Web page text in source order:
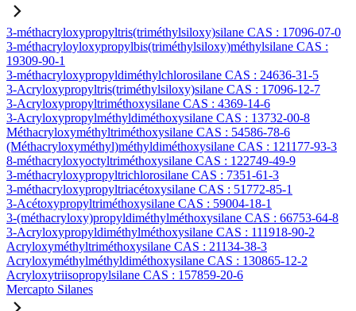
3-méthacryloxypropyltris(triméthylsiloxy)silane CAS : 17096-07-0
3-méthacryloyloxypropylbis(triméthylsiloxy)méthylsilane CAS :
19309-90-1
3-méthacryloxypropyldiméthylchlorosilane CAS : 24636-31-5
3-Acryloxypropyltris(triméthylsiloxy)silane CAS : 17096-12-7
3-Acryloxypropyltriméthoxysilane CAS : 4369-14-6
3-Acryloxypropylméthyldiméthoxysilane CAS : 13732-00-8
Méthacryloxyméthyltriméthoxysilane CAS : 54586-78-6
(Méthacryloxyméthyl)méthyldiméthoxysilane CAS : 121177-93-3
8-méthacryloxyoctyltriméthoxysilane CAS : 122749-49-9
3-méthacryloxypropyltrichlorosilane CAS : 7351-61-3
3-méthacryloxypropyltriacétoxysilane CAS : 51772-85-1
3-Acétoxypropyltriméthoxysilane CAS : 59004-18-1
3-(méthacryloxy)propyldiméthylméthoxysilane CAS : 66753-64-8
3-Acryloxypropyldiméthylméthoxysilane CAS : 111918-90-2
Acryloxyméthyltriméthoxysilane CAS : 21134-38-3
Acryloxyméthylméthyldiméthoxysilane CAS : 130865-12-2
Acryloxytriisopropylsilane CAS : 157859-20-6
Mercapto Silanes